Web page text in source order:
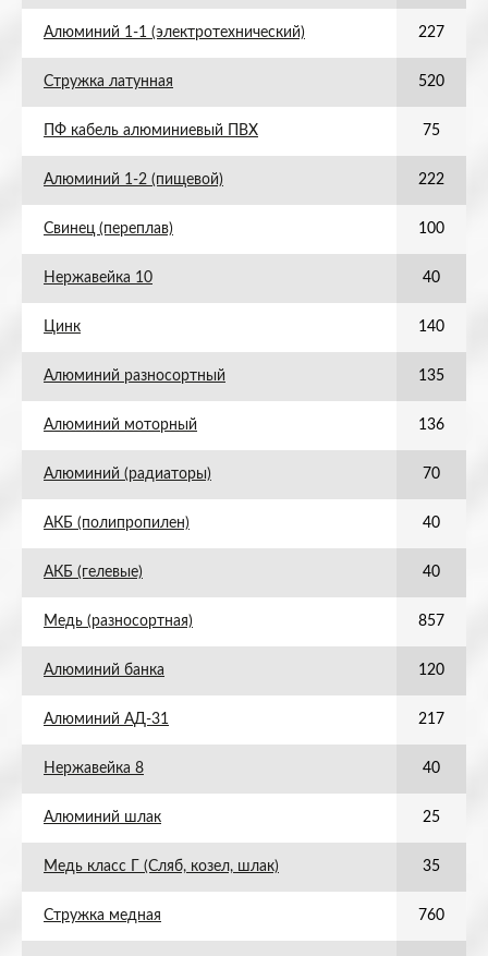
Алюминий 1-1 (электротехнический) 227
Стружка латунная 520
ПФ кабель алюминиевый ПВХ 75
Алюминий 1-2 (пищевой) 222
Свинец (переплав) 100
Нержавейка 10 40
Цинк 140
Алюминий разносортный 135
Алюминий моторный 136
Алюминий (радиаторы) 70
АКБ (полипропилен) 40
АКБ (гелевые) 40
Медь (разносортная) 857
Алюминий банка 120
Алюминий АД-31 217
Нержавейка 8 40
Алюминий шлак 25
Медь класс Г (Сляб, козел, шлак) 35
Стружка медная 760